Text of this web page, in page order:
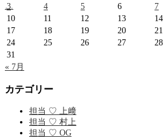
…
3
4 5 6 7
10
11 12 13 14
17
18 19 20 21
24
25 26 27 28
31
« 7月
カテゴリー
担当 ♡ 上﨑
担当 ♡ 村上
担当 ♡ OG